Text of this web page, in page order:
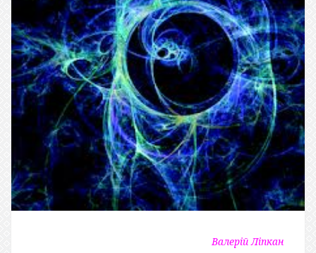
Валерій Ліпкан